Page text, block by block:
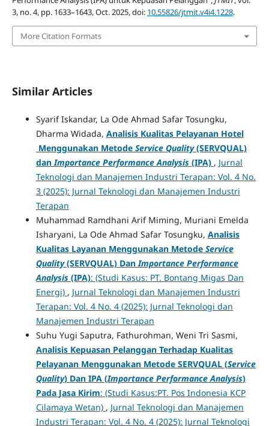
3, no. 4, pp. 1633–1643, Oct. 2025, doi: 10.55826/jtmit.v4i4.1228.
More Citation Formats
Similar Articles
Syarif Iskandar, La Ode Ahmad Safar Tosungku,
Dharma Widada, Analisis Kualitas Pelayanan Hotel
Menggunakan Metode Service Quality(SERVQUAL)
danImportance Performance Analysis (IPA) , Jurnal
Teknologi dan Manajemen Industri Terapan: Vol. 4 No.
3 (2025): Jurnal Teknologi dan Manajemen Industri
Terapan
Muhammad Ramdhani Arif Miming, Muriani Emelda
Isharyani, La Ode Ahmad Safar Tosungku, Analisis
Kualitas Layanan Menggunakan Metode Service
Quality(SERVQUAL) DanImportance Performance
Analysis (IPA): (Studi Kasus: PT. Bontang Migas Dan
Energi) , Jurnal Teknologi dan Manajemen Industri
Terapan: Vol. 4 No. 4 (2025): Jurnal Teknologi dan
Manajemen Industri Terapan
Suhu Yugi Saputra, Fathurohman, Weni Tri Sasmi,
Analisis Kepuasan Pelanggan Terhadap Kualitas
Pelayanan Menggunakan Metode SERVQUAL (Service
Quality) Dan IPA (Importance Performance Analysis)
Pada Jasa Kirim: (Studi Kasus:PT. Pos Indonesia KCP
Cilamaya Wetan) , Jurnal Teknologi dan Manajemen
Industri Terapan: Vol. 4 No. 4 (2025): Jurnal Teknologi